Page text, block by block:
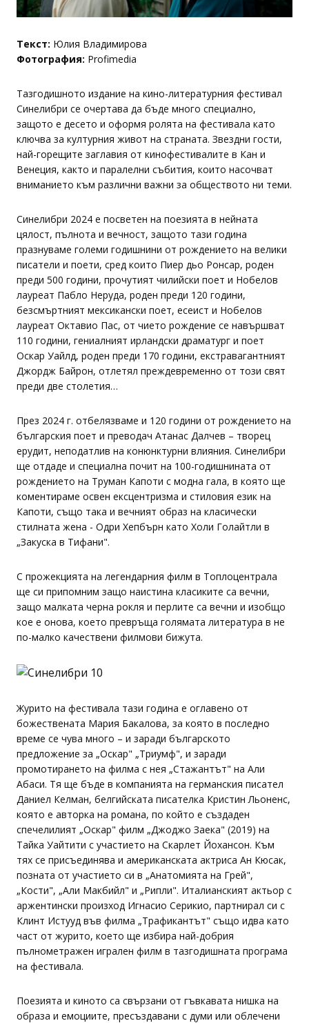
Текст: Юлия Владимирова
Фотография: Profimedia
Тазгодишното издание на кино-литературния фестивал
Синелибри се очертава да бъде много специално,
защото е десето и оформя ролята на фестивала като
ключва за културния живот на страната. Звездни гости,
най-горещите заглавия от кинофестивалите в Кан и
Венеция, както и паралелни събития, които насочват
вниманието към различни важни за обществото ни теми.
Синелибри 2024 е посветен на поезията в нейната
цялост, пълнота и вечност, защото тази година
празнуваме големи годишнини от рождението на велики
писатели и поети, сред които Пиер дьо Ронсар, роден
преди 500 години, прочутият чилийски поет и Нобелов
лауреат Пабло Неруда, роден преди 120 години,
безсмъртният мексикански поет, есеист и Нобелов
лауреат Октавио Пас, от чието рождение се навършват
110 години, гениалният ирландски драматург и поет
Оскар Уайлд, роден преди 170 години, екстравагантният
Джордж Байрон, отлетял преждевременно от този свят
преди две столетия…
През 2024 г. отбелязваме и 120 години от рождението на
българския поет и преводач Атанас Далчев – творец
ерудит, неподатлив на конюнктурни влияния. Синелибри
ще отдаде и специална почит на 100-годишнината от
рождението на Труман Капоти с модна гала, в която ще
коментираме освен ексцентризма и стиловия език на
Капоти, също така и вечният образ на класически
стилната жена - Одри Хепбърн като Холи Голайтли в
„Закуска в Тифани".
С прожекцията на легендарния филм в Топлоцентрала
ще си припомним защо наистина класиките са вечни,
защо малката черна рокля и перлите са вечни и изобщо
кое е онова, което превръща голямата литература в не
по-малко качествени филмови бижута.
Журито на фестивала тази година е оглавено от
божествената Мария Бакалова, за която в последно
време се чува много – и заради българското
предложение за „Оскар" „Триумф", и заради
промотирането на филма с нея „Стажантът" на Али
Абаси. Тя ще бъде в компанията на германския писател
Даниел Келман, белгийската писателка Кристин Льоненс,
която е авторка на романа, по който е създаден
спечелилият „Оскар" филм „Джоджо Заека" (2019) на
Тайка Уайтити с участието на Скарлет Йохансон. Към
тях се присъединява и американската актриса Ан Кюсак,
позната от участието си в „Анатомията на Грей",
„Кости", „Али Макбийл" и „Рипли". Италианският актьор с
аржентински произход Игнасио Серикио, партнирал си с
Клинт Истууд във филма „Трафикантът" също идва като
част от журито, което ще избира най-добрия
пълнометражен игрален филм в тазгодишната програма
на фестивала.
Поезията и киното са свързани от гъвкавата нишка на
образа и емоциите, пресъздавани с думи или облечени